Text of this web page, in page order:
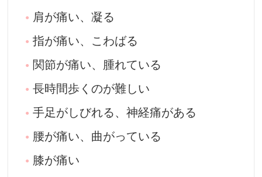
肩が痛い、凝る
指が痛い、こわばる
関節が痛い、腫れている
長時間歩くのが難しい
手足がしびれる、神経痛がある
腰が痛い、曲がっている
膝が痛い